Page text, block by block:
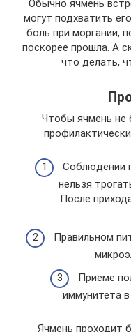
Обычно ячмень
могут подхватить
боль при моргании,
поскорее прошла. А
что делать,
Чтобы ячмень не
Соблюдении
нельзя
После
Правильном
Приеме
иммунитета
Ячмень проходит